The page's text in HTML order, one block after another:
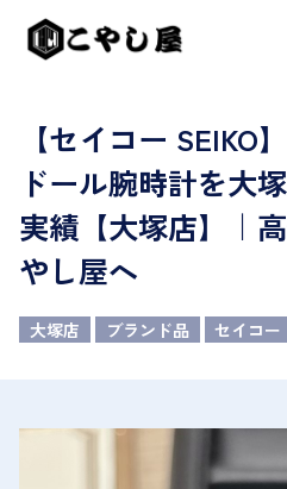
【セイコー SEIKO
ドール腕時計を大
実績【大塚店】｜
やし屋へ
大塚店 ブランド品 セイコ